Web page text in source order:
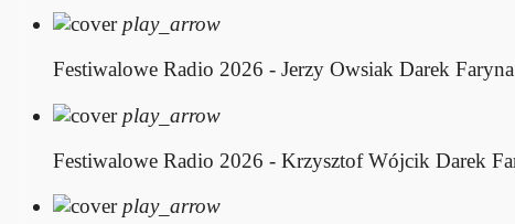
play_arrow
Festiwalowe Radio 2026 - Jerzy Owsiak Darek
play_arrow
Festiwalowe Radio 2026 - Krzysztof Wójcik Darek
play_arrow